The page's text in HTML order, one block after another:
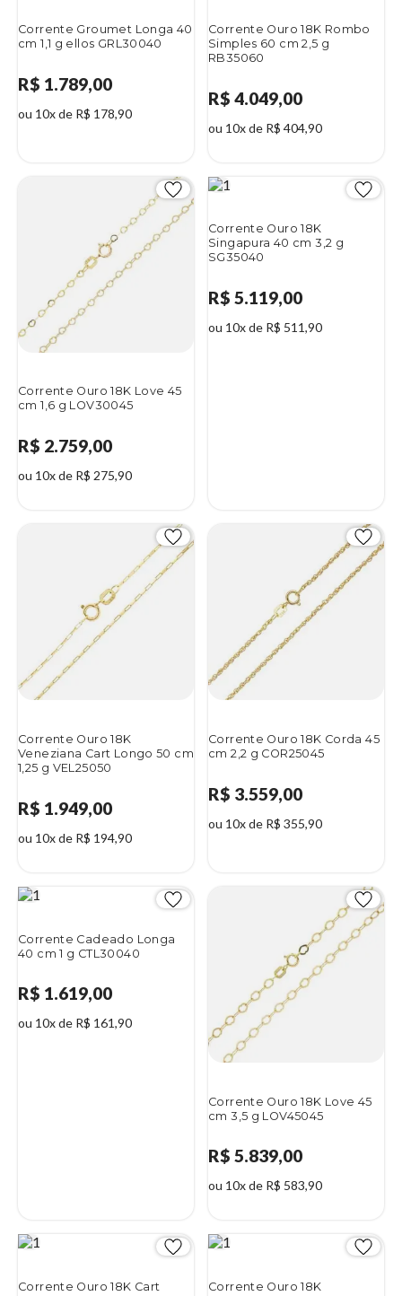
Corrente Groumet Longa 40
cm 1,1 g ellos GRL30040
R$ 1.789,00
ou 10x de R$ 178,90
Corrente Ouro 18K Rombo
Simples 60 cm 2,5 g
RB35060
R$ 4.049,00
ou 10x de R$ 404,90
Corrente Ouro 18K Love 45
cm 1,6 g LOV30045
R$ 2.759,00
ou 10x de R$ 275,90
Corrente Ouro 18K
Singapura 40 cm 3,2 g
SG35040
R$ 5.119,00
ou 10x de R$ 511,90
Corrente Ouro 18K
Veneziana Cart Longo 50 cm
1,25 g VEL25050
R$ 1.949,00
ou 10x de R$ 194,90
Corrente Ouro 18K Corda 45
cm 2,2 g COR25045
R$ 3.559,00
ou 10x de R$ 355,90
Corrente Cadeado Longa
40 cm 1 g CTL30040
R$ 1.619,00
ou 10x de R$ 161,90
Corrente Ouro 18K Love 45
cm 3,5 g LOV45045
R$ 5.839,00
ou 10x de R$ 583,90
Corrente Ouro 18K Cart
Corrente Ouro 18K